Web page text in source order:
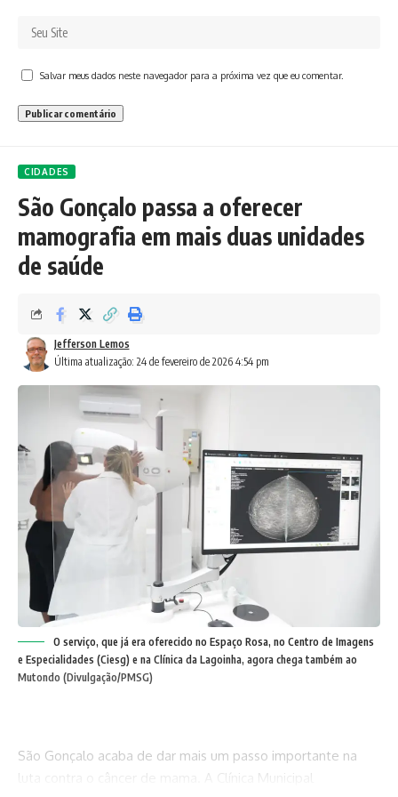
Salvar meus dados neste navegador para a próxima vez que eu comentar.
CIDADES
São Gonçalo passa a oferecer
mamografia em mais duas unidades
de saúde
Última atualização: 24 de fevereiro de 2026 4:54 pm
Jefferson Lemos
O serviço, que já era oferecido no Espaço Rosa, no Centro de Imagens
e Especialidades (Ciesg) e na Clínica da Lagoinha, agora chega também ao
Mutondo (Divulgação/PMSG)
São Gonçalo acaba de dar mais um passo importante na
luta contra o câncer de mama. A Clínica Municipal